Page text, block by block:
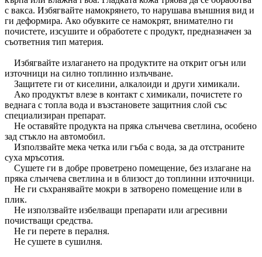
с вакса. Избягвайте намокрянето, то нарушава външния вид и
ги деформира. Ако обувките се намокрят, внимателно ги
почистете, изсушите и обработете с продукт, предназначен за
съответния тип материя.
Избягвайте излагането на продуктите на открит огън или
източници на силно топлинно излъчване.
Защитете ги от киселини, алкалоиди и други химикали.
Ако продуктът влезе в контакт с химикали, почистете го
веднага с топла вода и възстановете защитния слой със
специализиран препарат.
Не оставяйте продукта на пряка слънчева светлина, особено
зад стъкло на автомобил.
Използвайте мека четка или гъба с вода, за да отстраните
суха мръсотия.
Сушете ги в добре проветрено помещение, без излагане на
пряка слънчева светлина и в близост до топлинни източници.
Не ги съхранявайте мокри в затворено помещение или в
плик.
Не използвайте избелващи препарати или агресивни
почистващи средства.
Не ги перете в пералня.
Не сушете в сушилня.